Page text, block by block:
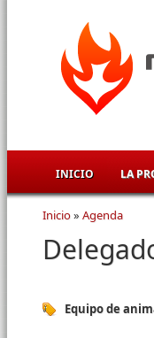
INICIO LA
Se
Inicio» Agenda
Equipo de